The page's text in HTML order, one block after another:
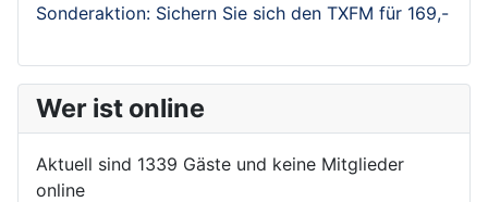
Sonderaktion: Sichern Sie sich den TXFM für 169,-
Wer ist online
Aktuell sind 1339 Gäste und keine Mitglieder
online